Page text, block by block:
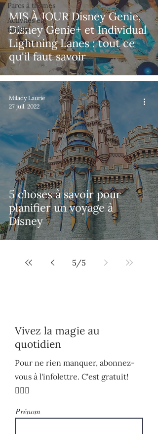
Parcs à thèmes
Activités en
famille
MIS À JOUR Disney Genie,
Disney Genie+ et Individual
Lightning Lanes : tout ce
qu'il faut savoir
5 choses à savoir pour
planifier un voyage à
Disney
Milady Laurie
27 juil. 2022
5/5
Vivez la magie au
quotidien
Pour ne rien manquer, abonnez-
vous à l'infolettre. C'est gratuit!
🧚🏻‍♀️
Prénom